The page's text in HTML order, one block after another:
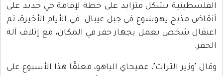
الفلسطينية بشكل متزايد على خطة لإقامة حي جديد على
أنقاض مذبح يهوشوع في جبل عيبال. في الأيام الأخيرة، تم
اعتقال شخص يعمل بجهاز حفر في المكان، مع إتلاف آلة
الحفر.
وقال "وزير التراث"، عميحاي الياهو، معلقًا هذا الأسبوع على